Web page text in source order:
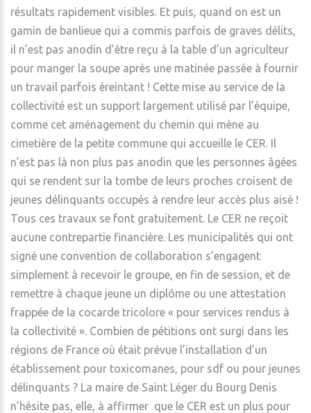
résultats rapidement visibles. Et puis, quand on est un
gamin de banlieue qui a commis parfois de graves délits,
il n’est pas anodin d’être reçu à la table d’un agriculteur
pour manger la soupe après une matinée passée à fournir
un travail parfois éreintant ! Cette mise au service de la
collectivité est un support largement utilisé par l’équipe,
comme cet aménagement du chemin qui mène au
cimetière de la petite commune qui accueille le CER. Il
n’est pas là non plus pas anodin que les personnes âgées
qui se rendent sur la tombe de leurs proches croisent de
jeunes délinquants occupés à rendre leur accès plus aisé !
Tous ces travaux se font gratuitement. Le CER ne reçoit
aucune contrepartie financière. Les municipalités qui ont
signé une convention de collaboration s’engagent
simplement à recevoir le groupe, en fin de session, et de
remettre à chaque jeune un diplôme ou une attestation
frappée de la cocarde tricolore « pour services rendus à
la collectivité ». Combien de pétitions ont surgi dans les
régions de France où était prévue l’installation d’un
établissement pour toxicomanes, pour sdf ou pour jeunes
délinquants ? La maire de Saint Léger du Bourg Denis
n’hésite pas, elle, à affirmer que le CER est un plus pour